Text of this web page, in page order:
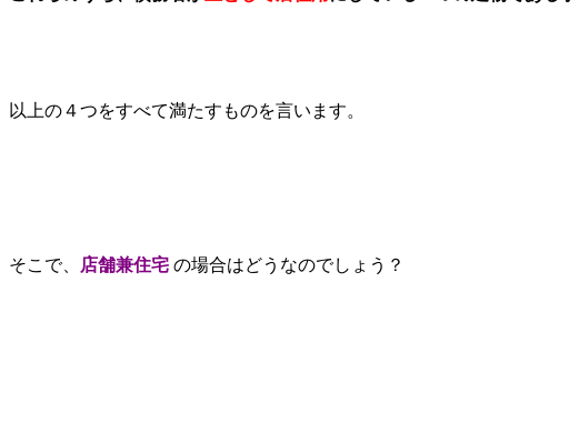
以上の４つをすべて満たすものを言います。
そこで、 店舗兼住宅 の場合はどうなのでしょう？